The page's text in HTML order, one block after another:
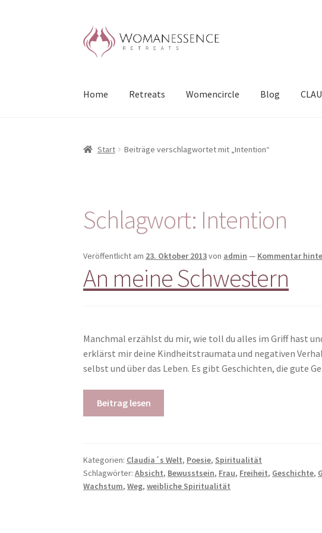
Zur
Navigation
springen
Zum
Inhalt
springen
Home Retreats Womencircle Blog
Start Beiträge verschlagwortet mit „Intention“
Schlagwort: Intention
Veröffentlicht am 23. Oktober 2013von admin — Kommentar
An meine Schwestern
Manchmal erzählst du mir, wie toll du alles im Griff hast
erklärst mir deine Kindheitstraumata und negativen
selbst und über das Leben. Es gibt Geschichten, die gute
Beitrag lesen
Kategorien: Claudia´s Welt, Poesie, Spiritualität
Schlagwörter:Absicht, Bewusstsein, Frau, Freiheit, Geschichte,
Wachstum,Weg,weibliche Spiritualität